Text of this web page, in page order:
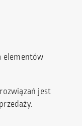
elementów
jest